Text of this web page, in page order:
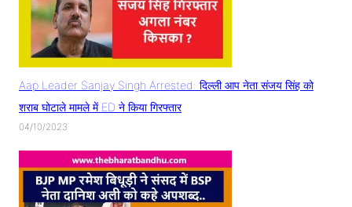
Aap Leader Sanjay Singh Arrested: दिल्ली आप नेता संजय सिंह को
शराब घोटाले मामले में ED ने किया गिरफ्तार
04/10/2023